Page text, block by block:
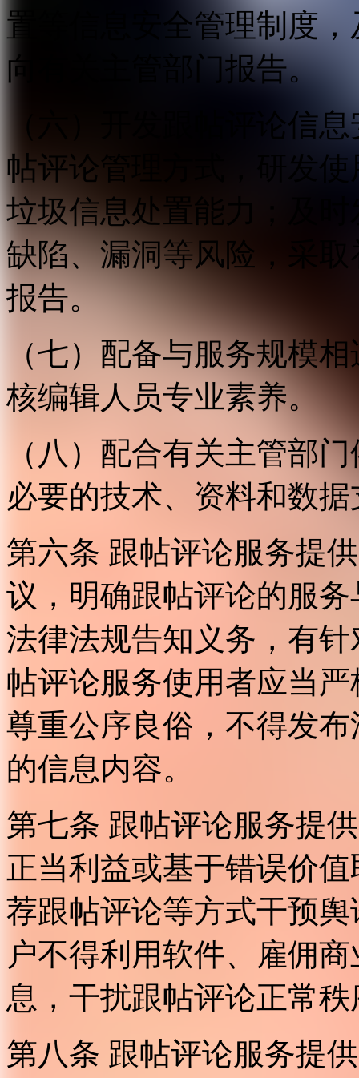
置等信息安全管理制度
向有关主管部门报告。
（六）开发跟帖评论信
帖评论管理方式，研发
垃圾信息处置能力；及
缺陷、漏洞等风险，采
报告。
（七）配备与服务规模
核编辑人员专业素养。
（八）配合有关主管部
必要的技术、资料和数
第六条 跟帖评论服务提
议，明确跟帖评论的服
法律法规告知义务，有
帖评论服务使用者应当
尊重公序良俗，不得发
的信息内容。
第七条 跟帖评论服务提
正当利益或基于错误价
荐跟帖评论等方式干预
户不得利用软件、雇佣
息，干扰跟帖评论正常
第八条 跟帖评论服务提